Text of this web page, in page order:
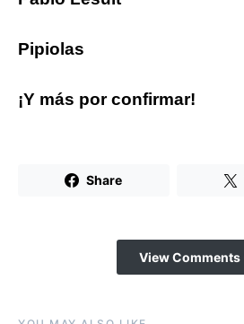
Pipiolas
¡Y más por confirmar!
Share
View Comments